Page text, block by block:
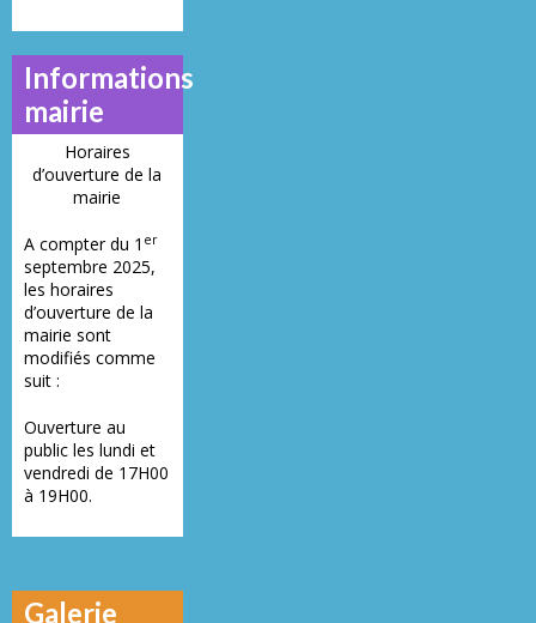
Informations
mairie
Horaires
d’ouverture de la
mairie
A compter du 1 er
septembre 2025,
les horaires
d’ouverture de la
mairie sont
modifiés comme
suit :
Ouverture au
public les lundi et
vendredi de 17H00
à 19H00.
Galerie